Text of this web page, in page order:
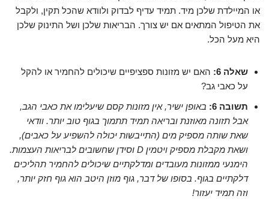
או המיילדת שלכן מיד. תמיד עדיף לבדוק ולוודא שהכל תקין, ולקבל
את הטיפול המתאים אם יש צורך. הבריאות שלכן ושל התינוק שלכן
היא מעל הכל.
שאלה 6:
האם יש מזונות ספציפיים שיכולים להחמיר או להקל
על כאבי גב?
תשובה 6:
באופן ישיר, אין מזונות קסם שיעלימו את כאבי הגב,
אבל תזונה מאוזנת ובריאה תמיד תתמוך בגוף טוב יותר. וודאי
שאת שותה מספיק מים (התייבשות יכולה להשפיע על כאבים),
ושאת מקבלת מספיק ויטמין D וסידן שחשובים לבריאות העצמות.
הימנעי ממזונות מעובדים ומדלקתיים שיכולים להחמיר תהליכים
דלקתיים בגוף. בסופו של דבר, גוף מוזן היטב הוא גוף חזק יותר,
וזה תמיד יעזור!